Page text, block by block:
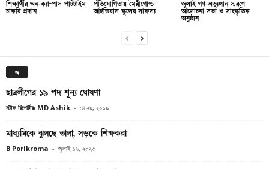
শিক্ষার্থীর অন-ক্যাম্পাস পার্টটাইম
চাকরি প্রদান
প্রতিযোগিতায় মেরীগোল্ড
আইডিয়াল স্কুলের সাফল্য
জুলাই গণ-অভ্যুত্থান স্মরণে
আলোচনা সভা ও সাংস্কৃতিক
অনুষ্ঠান
জ
ছাত্রলীগের ১৯ পদ শূন্য ঘোষণা
স্টাফ রিপোর্টারঃ MD Ashik - মে ২৯, ২০১৯
মাধ্যমিকে ঝুলছে তালা, সড়কে শিক্ষকরা
B Porikroma - জুলাই ১৬, ২০২৩